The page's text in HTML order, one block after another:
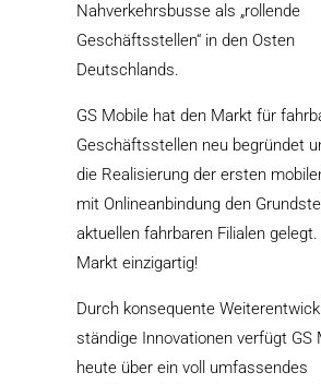
Nahverkehrsbusse als „rollende
Geschäftsstellen“ in den Osten
Deutschlands.
GS Mobile hat den Markt für
Geschäftsstellen neu begründet
die Realisierung der ersten
mit Onlineanbindung den
aktuellen fahrbaren Filialen
Markt einzigartig!
Durch konsequente
ständige Innovationen verfügt GS
heute über ein voll umfassendes